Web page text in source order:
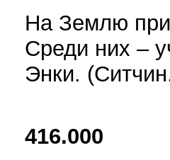
На Землю
Среди них –
Энки.
416.000